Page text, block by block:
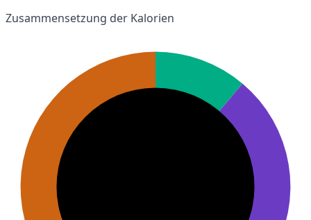
Zusammensetzung der Kalorien